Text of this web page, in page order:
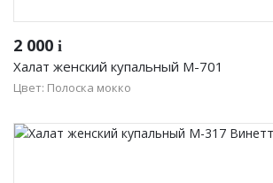
2 000 i
Халат женский купальный М-701
Цвет: Полоска мокко